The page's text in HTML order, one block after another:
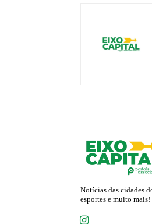
Notícias das cidades
esportes e muito mais!